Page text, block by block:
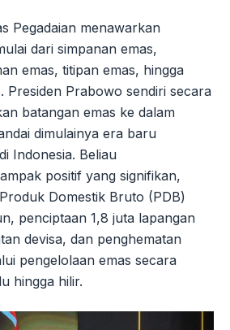
Pegadaian menawarkan
dari simpanan emas,
emas, titipan emas, hingga
Presiden Prabowo sendiri secara
batangan emas ke dalam
dimulainya era baru
Indonesia. Beliau
positif yang signifikan,
Domestik Bruto (PDB)
penciptaan 1,8 juta lapangan
devisa, dan penghematan
pengelolaan emas secara
hingga hilir.